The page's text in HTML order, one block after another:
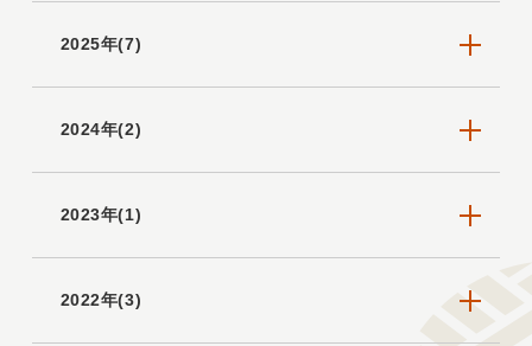
2025年(7)
2024年(2)
2023年(1)
2022年(3)